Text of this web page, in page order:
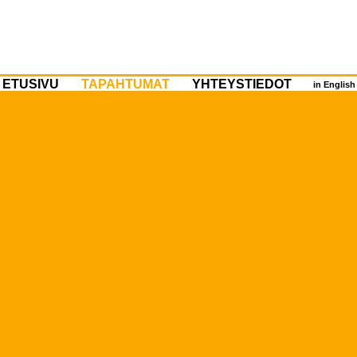
ETUSIVU TAPAHTUMAT YHTEYSTIEDOT in English